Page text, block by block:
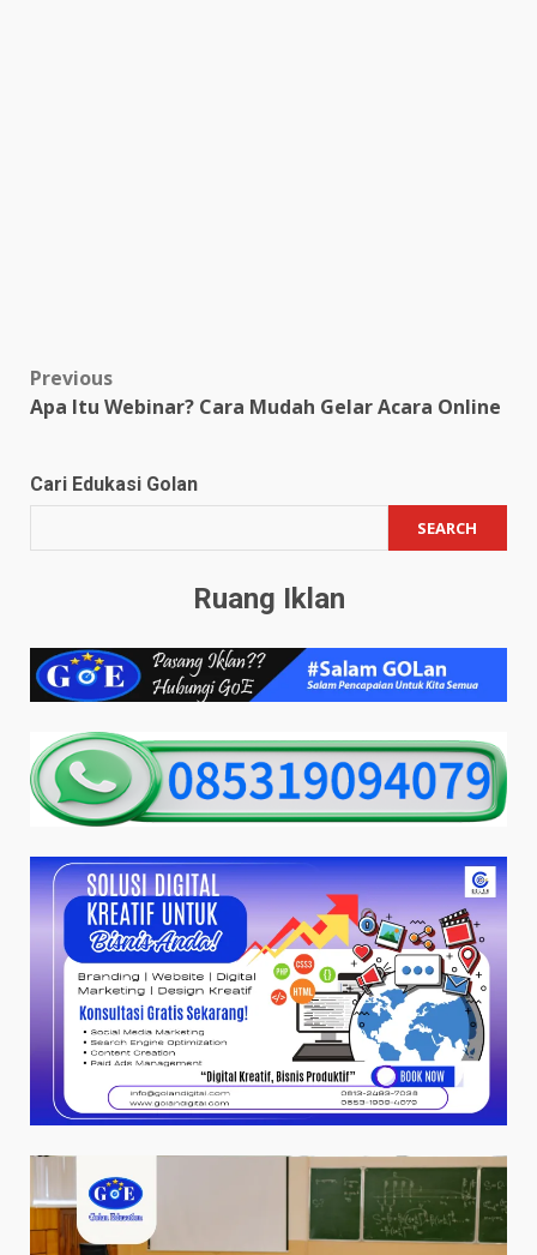
Post
navigation
Previous
Apa Itu Webinar? Cara Mudah Gelar Acara Online
Cari Edukasi Golan
SEARCH
Ruang Iklan